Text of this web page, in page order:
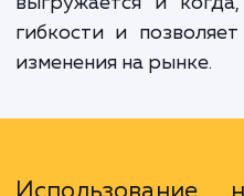
решение
товарах во всех
тем самым их
контролировать,